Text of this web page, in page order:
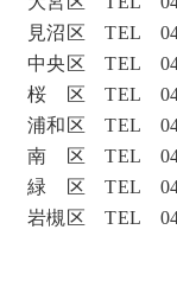
見沼区 TEL
中央区 TEL
桜 区 TEL
浦和区 TEL
南 区 TEL
緑 区 TEL
岩槻区 TEL